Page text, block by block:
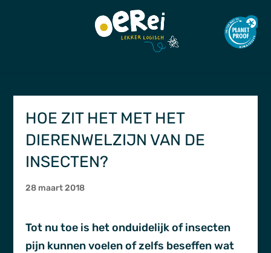
HOE ZIT HET MET HET
DIERENWELZIJN VAN DE
INSECTEN?
28 maart 2018
Tot nu toe is het onduidelijk of insecten
pijn kunnen voelen of zelfs beseffen wat